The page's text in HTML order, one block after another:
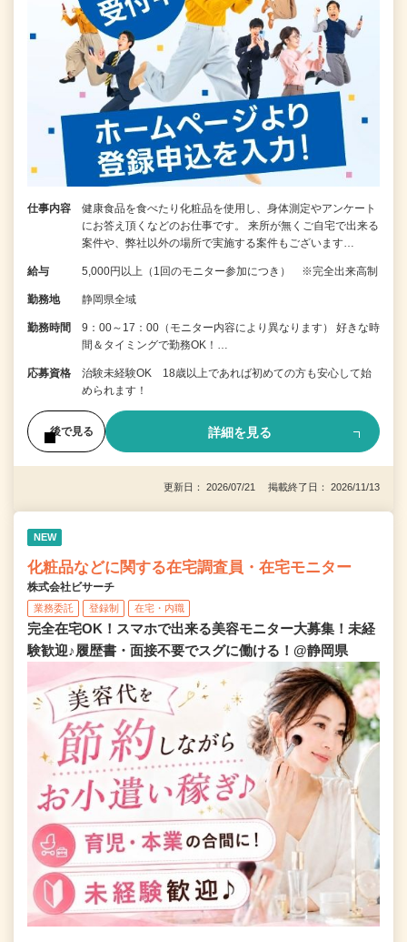
仕事内容
健康食品を食べたり化粧品を使用し、身体測定やアンケート
にお答え頂くなどのお仕事です。 来所が無くご自宅で出来る
案件や、弊社以外の場所で実施する案件もございます…
給与 5,000円以上（1回のモニター参加につき） ※完全出来高制
勤務地 静岡県全域
勤務時間
9：00～17：00（モニター内容により異なります） 好きな時
間＆タイミングで勤務OK！…
応募資格
治験未経験OK 18歳以上であれば初めての方も安心して始
められます！
後で見る 詳細を見る
更新日： 2026/07/21 掲載終了日： 2026/11/13
NEW
化粧品などに関する在宅調査員・在宅モニター
株式会社ビサーチ
業務委託 登録制 在宅・内職
完全在宅OK！スマホで出来る美容モニター大募集！未経
験歓迎♪履歴書・面接不要でスグに働ける！@静岡県